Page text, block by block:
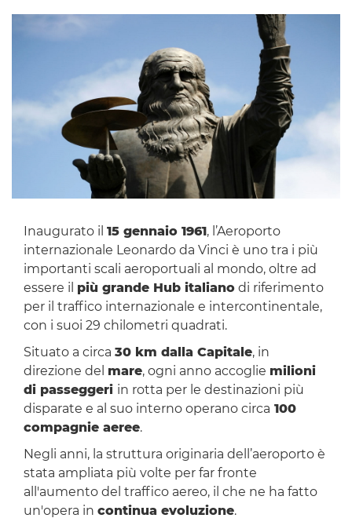
Inaugurato il 15 gennaio 1961, l’Aeroporto
internazionale Leonardo da Vinci è uno tra i più
importanti scali aeroportuali al mondo, oltre ad
essere il più grande Hub italianodi riferimento
per il traffico internazionale e intercontinentale,
con i suoi 29 chilometri quadrati.
Situato a circa 30 km dalla Capitale, in
direzione del mare, ogni anno accoglie milioni
di passeggeri in rotta per le destinazioni più
disparate e al suo interno operano circa 100
compagnie aeree.
Negli anni, la struttura originaria dell’aeroporto è
stata ampliata più volte per far fronte
all'aumento del traffico aereo, il che ne ha fatto
un'opera in continua evoluzione.